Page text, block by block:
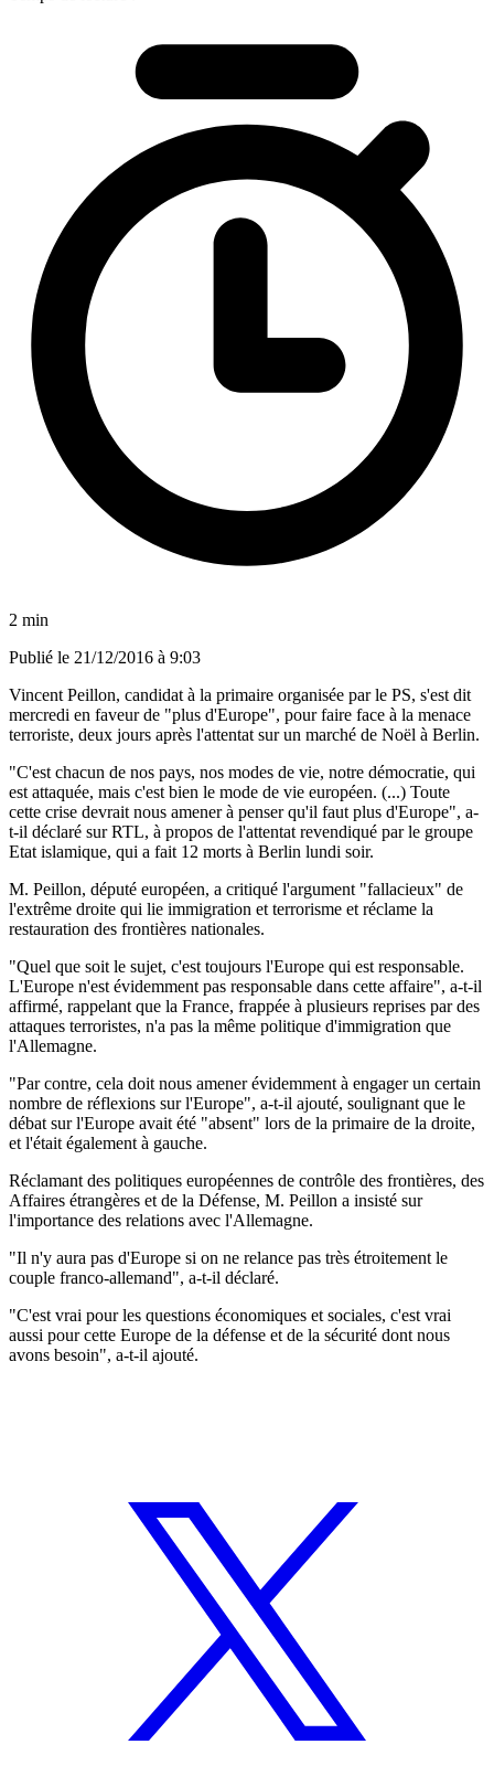
2 min
Publié le 21/12/2016 à 9:03
Vincent Peillon, candidat à la primaire organisée par le PS, s'est dit
mercredi en faveur de "plus d'Europe", pour faire face à la menace
terroriste, deux jours après l'attentat sur un marché de Noël à Berlin.
"C'est chacun de nos pays, nos modes de vie, notre démocratie, qui
est attaquée, mais c'est bien le mode de vie européen. (...) Toute
cette crise devrait nous amener à penser qu'il faut plus d'Europe", a-
t-il déclaré sur RTL, à propos de l'attentat revendiqué par le groupe
Etat islamique, qui a fait 12 morts à Berlin lundi soir.
M. Peillon, député européen, a critiqué l'argument "fallacieux" de
l'extrême droite qui lie immigration et terrorisme et réclame la
restauration des frontières nationales.
"Quel que soit le sujet, c'est toujours l'Europe qui est responsable.
L'Europe n'est évidemment pas responsable dans cette affaire", a-t-il
affirmé, rappelant que la France, frappée à plusieurs reprises par des
attaques terroristes, n'a pas la même politique d'immigration que
l'Allemagne.
"Par contre, cela doit nous amener évidemment à engager un certain
nombre de réflexions sur l'Europe", a-t-il ajouté, soulignant que le
débat sur l'Europe avait été "absent" lors de la primaire de la droite,
et l'était également à gauche.
Réclamant des politiques européennes de contrôle des frontières, des
Affaires étrangères et de la Défense, M. Peillon a insisté sur
l'importance des relations avec l'Allemagne.
"Il n'y aura pas d'Europe si on ne relance pas très étroitement le
couple franco-allemand", a-t-il déclaré.
"C'est vrai pour les questions économiques et sociales, c'est vrai
aussi pour cette Europe de la défense et de la sécurité dont nous
avons besoin", a-t-il ajouté.